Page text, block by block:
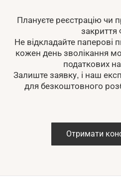
Плануєте реєстрацію чи
Не відкладайте паперові
кожен день зволікання
податкових
Залиште заявку, і наш
для безкоштовного
Отримати